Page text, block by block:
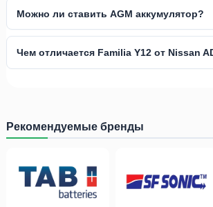
Можно ли ставить AGM аккумулятор?
Чем отличается Familia Y12 от Nissan
Рекомендуемые бренды